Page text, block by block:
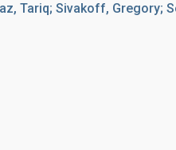
Tariq; Sivakoff, Gregory;